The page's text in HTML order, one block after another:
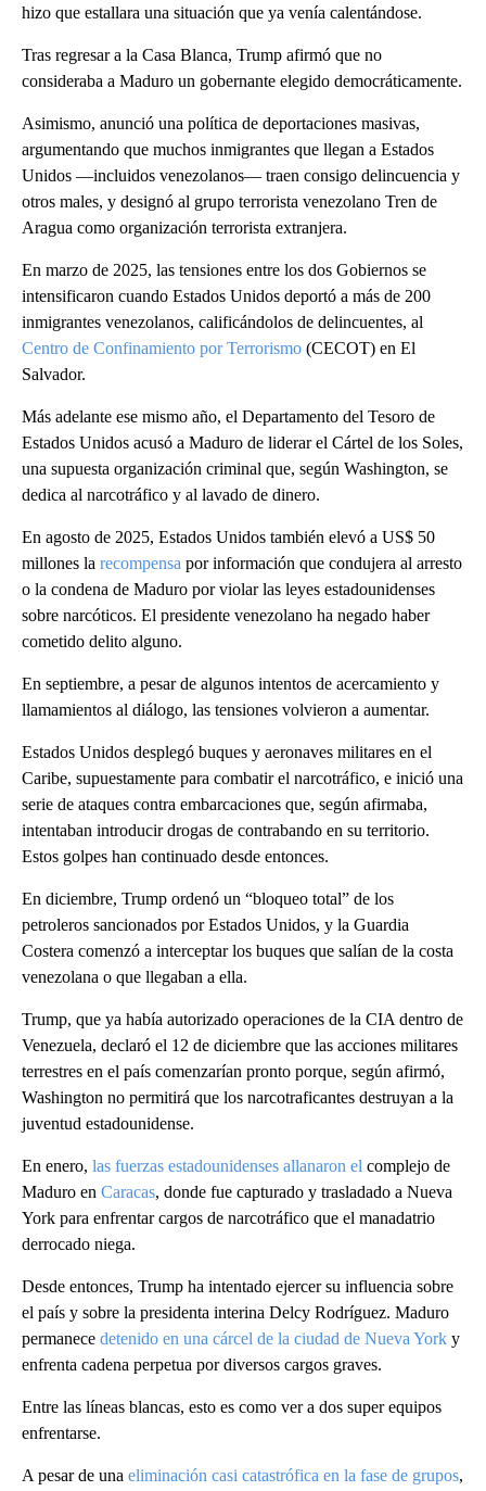
hizo que estallara una situación que ya venía calentándose.
Tras regresar a la Casa Blanca, Trump afirmó que no
consideraba a Maduro un gobernante elegido democráticamente.
Asimismo, anunció una política de deportaciones masivas,
argumentando que muchos inmigrantes que llegan a Estados
Unidos —incluidos venezolanos— traen consigo delincuencia y
otros males, y designó al grupo terrorista venezolano Tren de
Aragua como organización terrorista extranjera.
En marzo de 2025, las tensiones entre los dos Gobiernos se
intensificaron cuando Estados Unidos deportó a más de 200
inmigrantes venezolanos, calificándolos de delincuentes, al
Centro de Confinamiento por Terrorismo (CECOT) en El
Salvador.
Más adelante ese mismo año, el Departamento del Tesoro de
Estados Unidos acusó a Maduro de liderar el Cártel de los Soles,
una supuesta organización criminal que, según Washington, se
dedica al narcotráfico y al lavado de dinero.
En agosto de 2025, Estados Unidos también elevó a US$ 50
millones la recompensa por información que condujera al arresto
o la condena de Maduro por violar las leyes estadounidenses
sobre narcóticos. El presidente venezolano ha negado haber
cometido delito alguno.
En septiembre, a pesar de algunos intentos de acercamiento y
llamamientos al diálogo, las tensiones volvieron a aumentar.
Estados Unidos desplegó buques y aeronaves militares en el
Caribe, supuestamente para combatir el narcotráfico, e inició una
serie de ataques contra embarcaciones que, según afirmaba,
intentaban introducir drogas de contrabando en su territorio.
Estos golpes han continuado desde entonces.
En diciembre, Trump ordenó un “bloqueo total” de los
petroleros sancionados por Estados Unidos, y la Guardia
Costera comenzó a interceptar los buques que salían de la costa
venezolana o que llegaban a ella.
Trump, que ya había autorizado operaciones de la CIA dentro de
Venezuela, declaró el 12 de diciembre que las acciones militares
terrestres en el país comenzarían pronto porque, según afirmó,
Washington no permitirá que los narcotraficantes destruyan a la
juventud estadounidense.
En enero, las fuerzas estadounidenses allanaron el complejo de
Maduro en Caracas, donde fue capturado y trasladado a Nueva
York para enfrentar cargos de narcotráfico que el manadatrio
derrocado niega.
Desde entonces, Trump ha intentado ejercer su influencia sobre
el país y sobre la presidenta interina Delcy Rodríguez. Maduro
permanece detenido en una cárcel de la ciudad de Nueva York y
enfrenta cadena perpetua por diversos cargos graves.
Entre las líneas blancas, esto es como ver a dos super equipos
enfrentarse.
A pesar de una eliminación casi catastrófica en la fase de grupos,